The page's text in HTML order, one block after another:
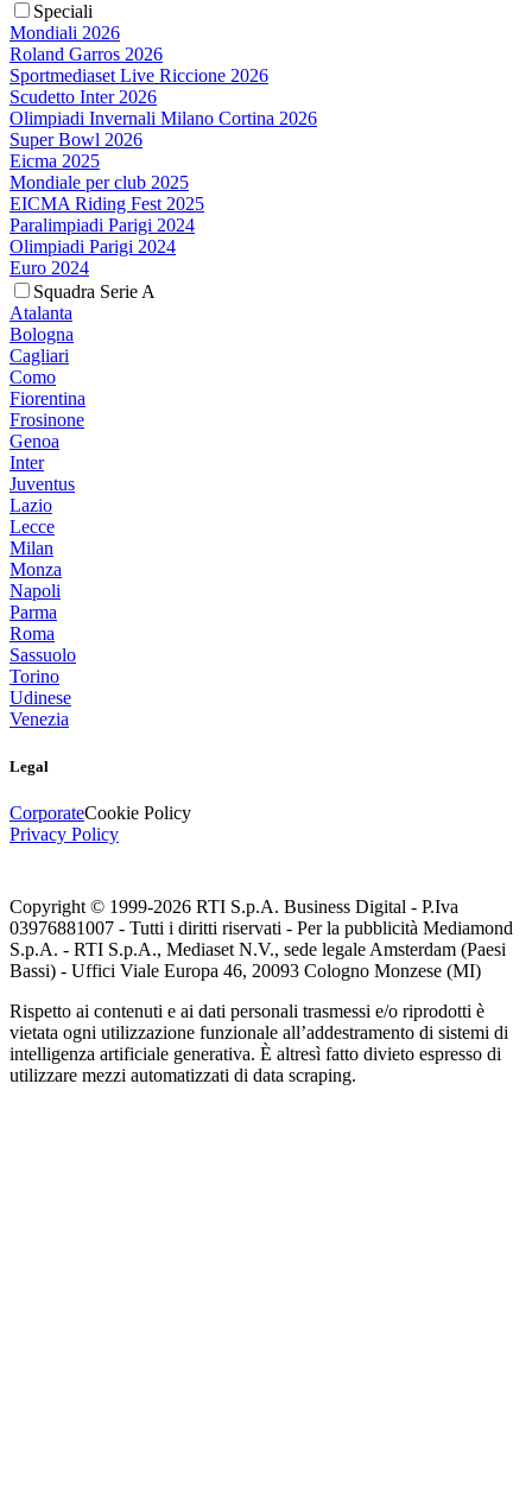
Speciali
Mondiali 2026
Roland Garros 2026
Sportmediaset Live Riccione 2026
Scudetto Inter 2026
Olimpiadi Invernali Milano Cortina 2026
Super Bowl 2026
Eicma 2025
Mondiale per club 2025
EICMA Riding Fest 2025
Paralimpiadi Parigi 2024
Olimpiadi Parigi 2024
Euro 2024
Squadra Serie A
Atalanta
Bologna
Cagliari
Como
Fiorentina
Frosinone
Genoa
Inter
Juventus
Lazio
Lecce
Milan
Monza
Napoli
Parma
Roma
Sassuolo
Torino
Udinese
Venezia
Legal
CorporateCookie Policy
Privacy Policy
Copyright © 1999-2026 RTI S.p.A. Business Digital - P.Iva
03976881007 - Tutti i diritti riservati - Per la pubblicità Mediamond
S.p.A. - RTI S.p.A., Mediaset N.V., sede legale Amsterdam (Paesi
Bassi) - Uffici Viale Europa 46, 20093 Cologno Monzese (MI)
Rispetto ai contenuti e ai dati personali trasmessi e/o riprodotti è
vietata ogni utilizzazione funzionale all’addestramento di sistemi di
intelligenza artificiale generativa. È altresì fatto divieto espresso di
utilizzare mezzi automatizzati di data scraping.